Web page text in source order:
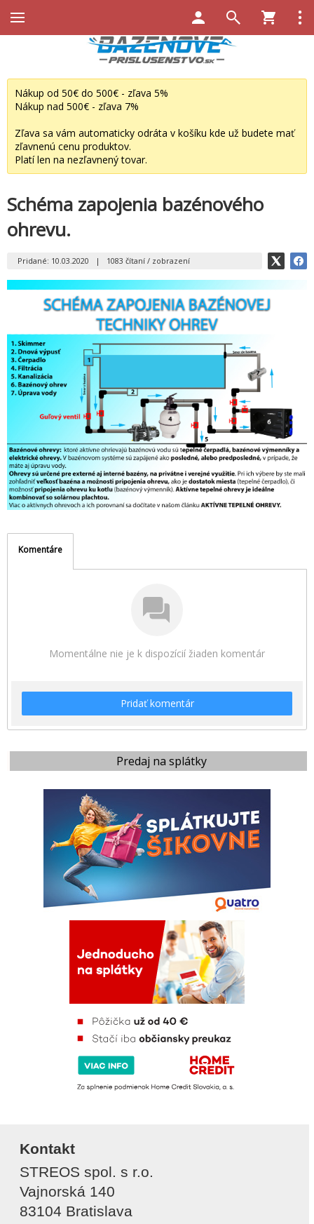
Predaj na splátky
Nákup od 50€ do 500€ - zľava 5%
Nákup nad 500€ - zľava 7%
Zľava sa vám automaticky odráta v košíku kde už budete mať
zľavnenú cenu produktov.
Platí len na nezľavnený tovar.
Schéma zapojenia bazénového
ohrevu.
Pridané: 10.03.2020 | 1083 čítaní / zobrazení
Komentáre
Momentálne nie je k dispozícií žiaden komentár
Pridať komentár
Kontakt
STREOS spol. s r.o.
Vajnorská 140
83104 Bratislava